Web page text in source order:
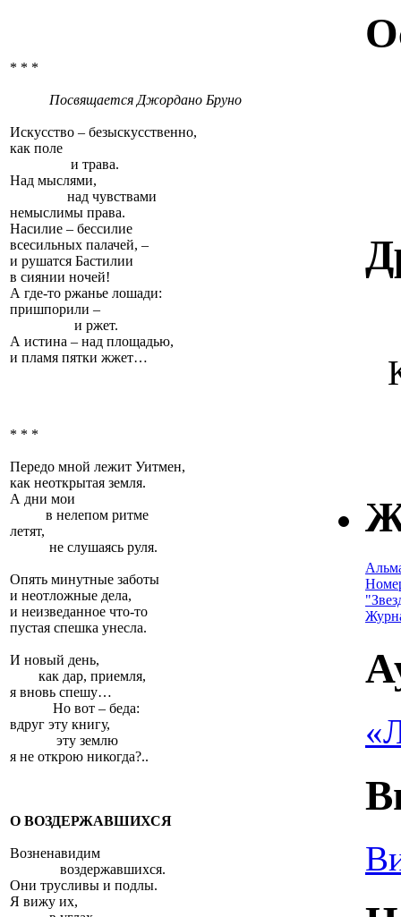
* * *
Посвящается Джордано Бруно
Искусство – безыскусственно,
как поле
и трава.
Над мыслями,
над чувствами
немыслимы права.
Насилие – бессилие
всесильных палачей, –
и рушатся Бастилии
в сиянии ночей!
А где-то ржанье лошади:
пришпорили –
и ржет.
А истина – над площадью,
и пламя пятки жжет…
* * *
Передо мной лежит Уитмен,
как неоткрытая земля.
А дни мои
в нелепом ритме
летят,
не слушаясь руля.
Опять минутные заботы
и неотложные дела,
и неизведанное что-то
пустая спешка унесла.
И новый день,
как дар, приемля,
я вновь спешу…
Но вот – беда:
вдруг эту книгу,
эту землю
я не открою никогда?..
О ВОЗДЕРЖАВШИХСЯ
Возненавидим
воздержавшихся.
Они трусливы и подлы.
Я вижу их,